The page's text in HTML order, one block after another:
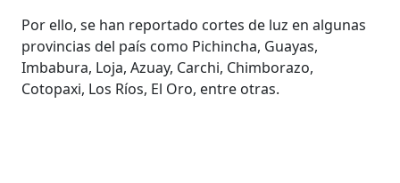
Por ello, se han reportado cortes de luz en algunas
provincias del país como Pichincha, Guayas,
Imbabura, Loja, Azuay, Carchi, Chimborazo,
Cotopaxi, Los Ríos, El Oro, entre otras.